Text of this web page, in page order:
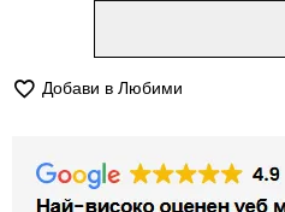
300/400
сив
Добави в Любими